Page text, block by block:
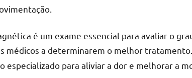
é um exame essencial para avaliar o
médicos a determinarem o melhor
especializado para aliviar a dor e melhorar a